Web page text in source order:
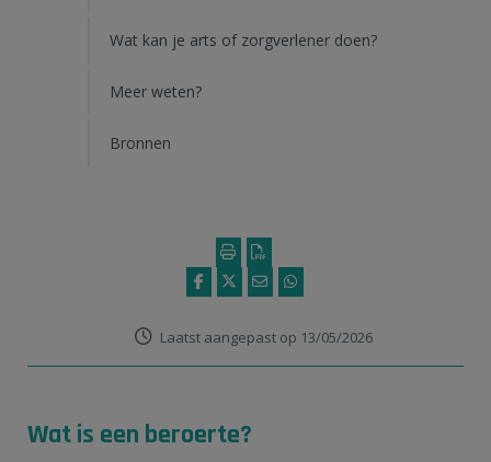
Wat kan je arts of zorgverlener doen?
Meer weten?
Bronnen
Laatst aangepast op 13/05/2026
Wat is een beroerte?